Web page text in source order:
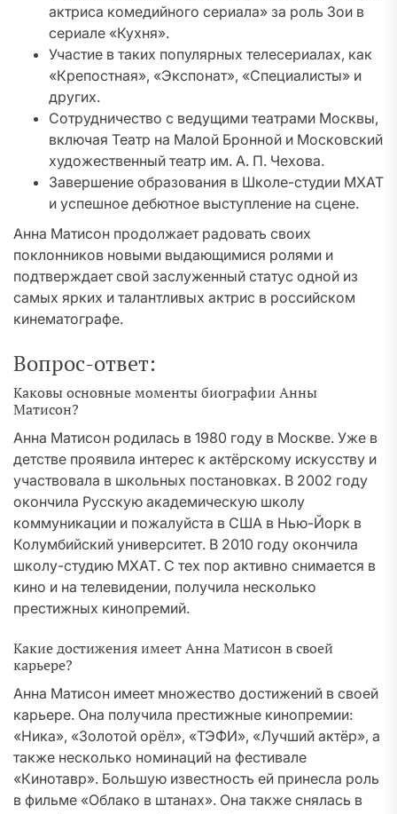
актриса комедийного сериала» за роль Зои в
сериале «Кухня».
Участие в таких популярных телесериалах, как
«Крепостная», «Экспонат», «Специалисты» и
других.
Сотрудничество с ведущими театрами Москвы,
включая Театр на Малой Бронной и Московский
художественный театр им. А. П. Чехова.
Завершение образования в Школе-студии МХАТ
и успешное дебютное выступление на сцене.
Анна Матисон продолжает радовать своих
поклонников новыми выдающимися ролями и
подтверждает свой заслуженный статус одной из
самых ярких и талантливых актрис в российском
кинематографе.
Вопрос-ответ:
Каковы основные моменты биографии Анны
Матисон?
Анна Матисон родилась в 1980 году в Москве. Уже в
детстве проявила интерес к актёрскому искусству и
участвовала в школьных постановках. В 2002 году
окончила Русскую академическую школу
коммуникации и пожалуйста в США в Нью-Йорк в
Колумбийский университет. В 2010 году окончила
школу-студию МХАТ. С тех пор активно снимается в
кино и на телевидении, получила несколько
престижных кинопремий.
Какие достижения имеет Анна Матисон в своей
карьере?
Анна Матисон имеет множество достижений в своей
карьере. Она получила престижные кинопремии:
«Ника», «Золотой орёл», «ТЭФИ», «Лучший актёр», а
также несколько номинаций на фестивале
«Кинотавр». Большую известность ей принесла роль
в фильме «Облако в штанах». Она также снялась в